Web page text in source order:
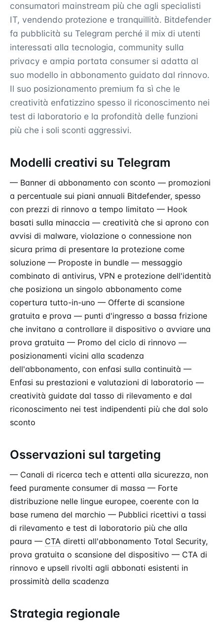
consumatori mainstream più che agli specialisti
IT, vendendo protezione e tranquillità. Bitdefender
fa pubblicità su Telegram perché il mix di utenti
interessati alla tecnologia, community sulla
privacy e ampia portata consumer si adatta al
suo modello in abbonamento guidato dal rinnovo.
Il suo posizionamento premium fa sì che le
creatività enfatizzino spesso il riconoscimento nei
test di laboratorio e la profondità delle funzioni
più che i soli sconti aggressivi.
Modelli creativi su Telegram
— Banner di abbonamento con sconto — promozioni
a percentuale sui piani annuali Bitdefender, spesso
con prezzi di rinnovo a tempo limitato — Hook
basati sulla minaccia — creatività che si aprono con
avvisi di malware, violazione o connessione non
sicura prima di presentare la protezione come
soluzione — Proposte in bundle — messaggio
combinato di antivirus, VPN e protezione dell'identità
che posiziona un singolo abbonamento come
copertura tutto-in-uno — Offerte di scansione
gratuita e prova — punti d'ingresso a bassa frizione
che invitano a controllare il dispositivo o avviare una
prova gratuita — Promo del ciclo di rinnovo —
posizionamenti vicini alla scadenza
dell'abbonamento, con enfasi sulla continuità —
Enfasi su prestazioni e valutazioni di laboratorio —
creatività guidate dal tasso di rilevamento e dal
riconoscimento nei test indipendenti più che dal solo
sconto
Osservazioni sul targeting
— Canali di ricerca tech e attenti alla sicurezza, non
feed puramente consumer di massa — Forte
distribuzione nelle lingue europee, coerente con la
base rumena del marchio — Pubblici ricettivi a tassi
di rilevamento e test di laboratorio più che alla
paura — CTA diretti all'abbonamento Total Security,
prova gratuita o scansione del dispositivo — CTA di
rinnovo e upsell rivolti agli abbonati esistenti in
prossimità della scadenza
Strategia regionale